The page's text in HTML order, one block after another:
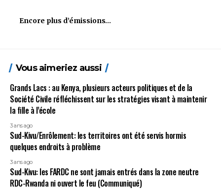
Encore plus d’émissions…
Vous aimeriez aussi
Grands Lacs : au Kenya, plusieurs acteurs politiques et de la
Société Civile réfléchissent sur les stratégies visant à maintenir
la fille à l’école
3 ans ago
Sud-Kivu/Enrôlement: les territoires ont été servis hormis
quelques endroits à problème
3 ans ago
Sud-Kivu: les FARDC ne sont jamais entrés dans la zone neutre
RDC-Rwanda ni ouvert le feu (Communiqué)